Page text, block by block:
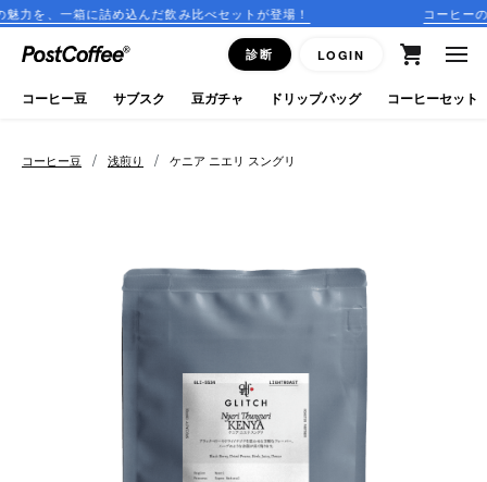
込んだ飲み比べセットが登場！ コーヒーのサブスクリプシ
診断 LOGIN
close
ログイン
新規会員登録
keyboard_arrow_right
ドリップバッグ
コーヒー豆 / 浅煎り / ケニア ニエリ スングリ
コーヒー豆 サブスク 豆ガチャ ドリップバッグ コーヒーセット